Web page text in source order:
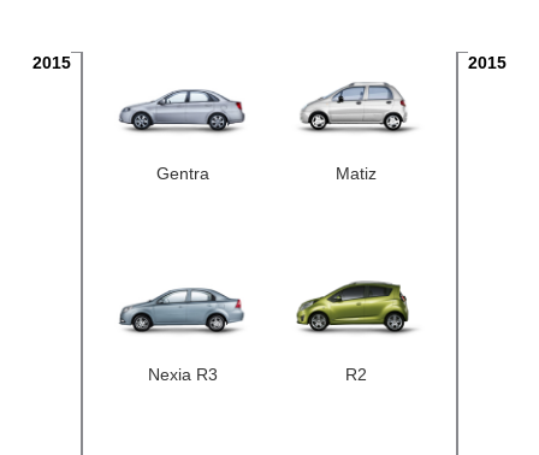
2015 2015
Gentra Matiz
Nexia R3 R2